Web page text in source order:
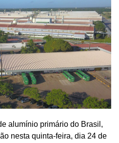
alumínio primário do Brasil,
nesta quinta-feira, dia 24 de